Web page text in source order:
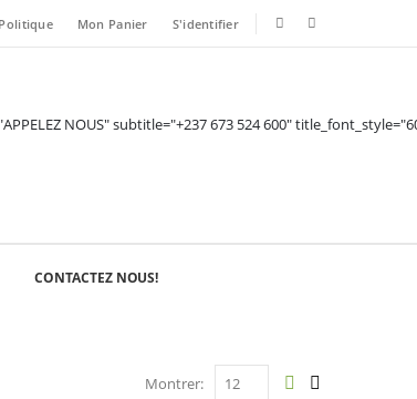
Mon Panier S'identifier
NOUS" subtitle="+237 673 524 600"
CONTACTEZ NOUS!
Montrer: